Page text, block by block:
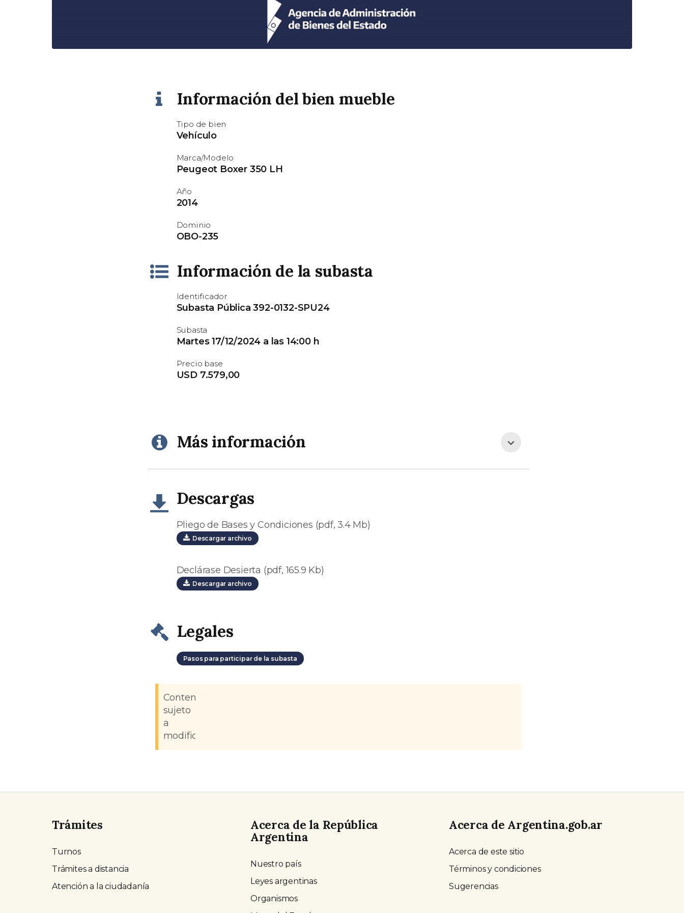
Información del bien mueble
Tipo de bien
Vehículo
Marca/Modelo
Peugeot Boxer 350 LH
Año
2014
Dominio
OBO-235
Información de la subasta
Identificador
Subasta Pública 392-0132-SPU24
Subasta
Martes 17/12/2024 a las 14:00 h
Precio base
USD 7.579,00
Más información
Descargas
Pliego de Bases y Condiciones (pdf, 3.4 Mb)
Descargar archivo
Declárase Desierta (pdf, 165.9 Kb)
Descargar archivo
Legales
Pasos para participar de la subasta
Contenido
sujeto
a
modificaciones.
Trámites
Turnos
Trámites a distancia
Atención a la ciudadanía
Acerca de la República
Argentina
Nuestro país
Leyes argentinas
Organismos
Acerca de Argentina.gob.ar
Acerca de este sitio
Términos y condiciones
Sugerencias